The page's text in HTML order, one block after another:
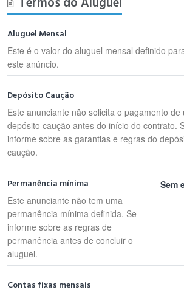
Aluguel Mensal
Este é o valor do aluguel mensal definido
este anúncio.
Depósito Caução
Este anunciante não solicita o pagamento de
depósito caução antes do início do contrato.
informe sobre as garantias e regras do
caução.
Permanência mínima
Este anunciante não tem uma
permanência mínima definida. Se
informe sobre as regras de
permanência antes de concluir o
aluguel.
Sem
Contas fixas mensais